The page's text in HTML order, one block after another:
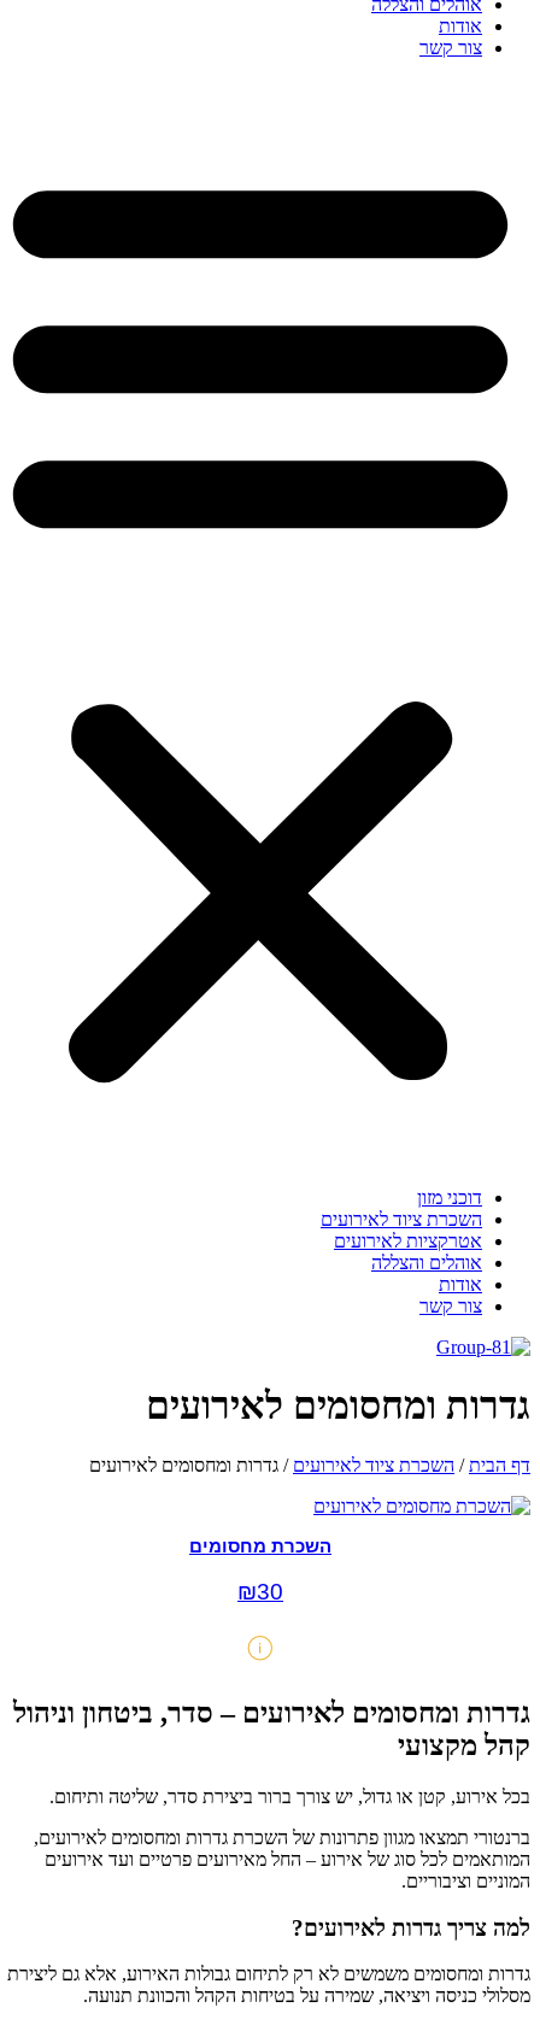
אוהלים והצללה
אודות
צור קשר
דוכני מזון
השכרת ציוד לאירועים
אטרקציות לאירועים
אוהלים והצללה
אודות
צור קשר
גדרות ומחסומים לאירועים
דף הבית/השכרת ציוד לאירועים/גדרות ומחסומים לאירועים
השכרת מחסומים
₪30
גדרות ומחסומים לאירועים – סדר, ביטחון וניהול
קהל מקצועי
בכל אירוע, קטן או גדול, יש צורך ברור ביצירת סדר, שליטה ותיחום.
ברנטורי תמצאו מגוון פתרונות של השכרת גדרות ומחסומים לאירועים,
המותאמים לכל סוג של אירוע – החל מאירועים פרטיים ועד אירועים
המוניים וציבוריים.
למה צריך גדרות לאירועים?
גדרות ומחסומים משמשים לא רק לתיחום גבולות האירוע, אלא גם ליצירת
מסלולי כניסה ויציאה, שמירה על בטיחות הקהל והכוונת תנועה.